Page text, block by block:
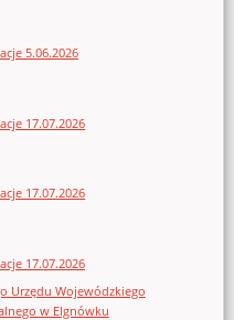
5.06.2026
17.07.2026
17.07.2026
17.07.2026
Urzędu Wojewódzkiego
w Elgnówku